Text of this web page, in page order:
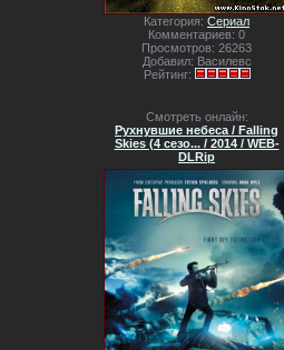
Категория: Сериал
Комментариев: 0
Просмотров: 26263
Добавил: Василевс
Рейтинг:
Смотреть онлайн:
Рухнувшие небеса / Falling
Skies (4 сезо... / 2014 / WEB-
DLRip